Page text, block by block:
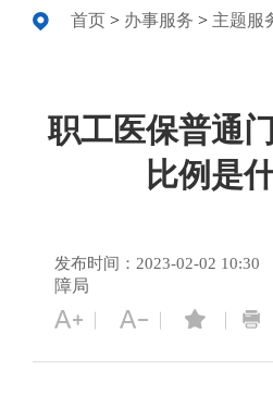
首页 > 办事服务 > 主题服
职工医保普通
比例是
发布时间：2023-02-02 10:30
障局